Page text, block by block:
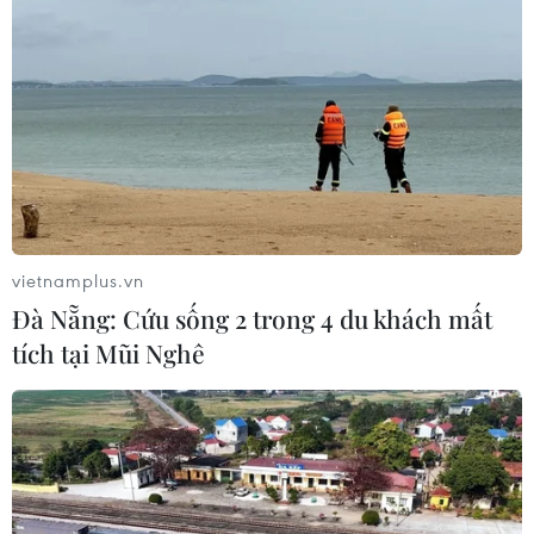
ASEAN Cup 2026 trên kênh nào?
03/08/2026 09:21
Xem thêm
CƠ QUAN CHỦ QUẢN: THÔNG TẤN XÃ VIỆT NAM
Tổng Biên tập: TRẦN TIẾN DUẨN
Phó Tổng Biên tập: NGUYỄN THỊ TÁM, KHÚC THANH
THỦY
vietnamplus.vn
Đà Nẵng: Cứu sống 2 trong 4 du khách mất
tích tại Mũi Nghê